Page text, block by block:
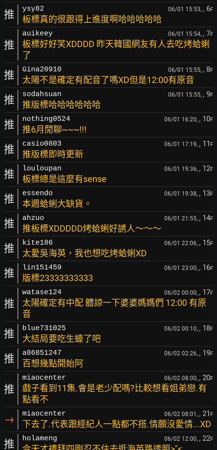
推 ysy82 06/01 15:53, , 6F
板標真的很跟得上進度啊哈哈哈哈哈
推
auikeey 06/01 15:54, , 7F
板標好好笑XDDDD 昨天韓國網友有人去吃烤蛤蜊
了
推 Gina20910 06/01 15:55, , 8F
太陽不是確定有配音了嗎XD但是12:00有原音
推 sodahsuan 06/01 15:55, , 9F
推版標哈哈哈哈哈哈
推 nothing0524 06/01 16:20, , 10F
推6月閒聊~~~!!!
推 casio0803 06/01 17:19, , 11 F
推版標即時更新
推 louloupan 06/01 19:36, , 12F
板標總是這麼有sense
推 essendo 06/01 19:38, , 13F
本週蛤蜊大缺貨。
推 ahzuo 06/01 21:55, , 14F
推板標XDDDDD烤蛤蜊好誘人～～～
推 kite186 06/01 22:06, , 15F
太愛吳海英，我也想吃烤蛤蜊XD
推 lin151459 06/01 23:00, , 16F
版標23333333333
推
watase124 06/02 00:00, , 17F
太陽確定有中配 體諒一下婆婆媽媽們 12:00 有原
音
推 blue731025 06/02 00:10, , 18F
大結局要吃生蠔了吧
推 a86851247 06/02 02:26, , 19F
百想幾點開始阿
推
miaocenter 06/02 08:00, , 20F
戲子看到11集.會是老少配嗎?比較想看姐弟戀.有
點看不
→ miaocenter 06/02 08:01, , 21 F
下去了.代表跟經紀人一點都不搭.情願沒愛情...XD
推 holameng 06/02 12:00, , 22F